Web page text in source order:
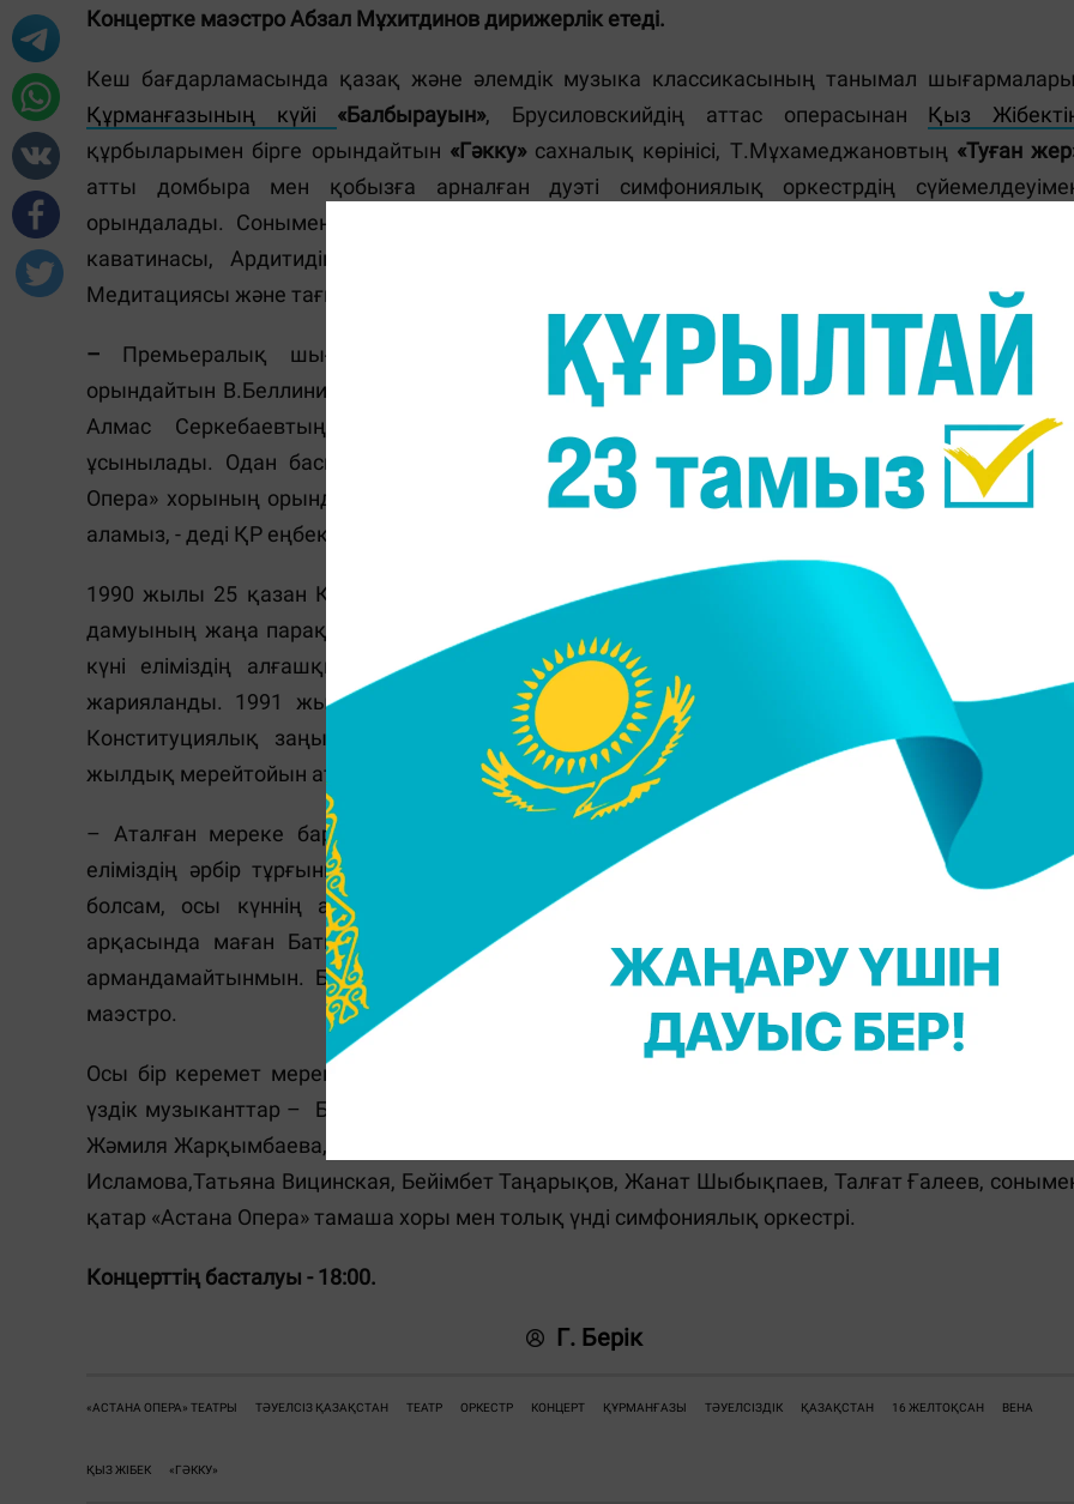
Концертке маэстро Абзал Мұхитдинов дирижерлік етеді.
Кеш бағдарламасында қазақ және әлемдік музыка классикасының танымал
Құрманғазының күйі «Балбырауын», Брусиловскийдің аттас операсынан Қыз
құрбыларымен бірге орындайтын «Гәкку»сахналық көрінісі, Т.Мұхамеджановтың «Туған
атты домбыра мен қобызға арналған дуэті симфониялық оркестрдің
орындалады. Сонымен қатар Глинканың
каватинасы, Ардитидің
Медитациясы және тағы басқа шығармалар паш етіледі.
– Премьералық шығармалардан Вена консерваториясының түлегі Мәдина Исламова
орындайтын В.Беллинидің
«Монтекки мен Капулетти»
операсынан Джульеттаның ариясы және
Алмас Серкебаевтың симфониялық оркестрге арналған түпнұсқадағы
«Шалқымасы»
ұсынылады. Одан басқа, кеште керемет опера әншісі Жұпар Ғабдуллинаның және «Астана
Опера» хорының орындауында Дж.Вердидің «Аттила»
операсынан Одабелланың ариясын еске
аламыз, - деді ҚР еңбек сіңірген қайраткері Абзал Мұхитдинов.
1990 жылы 25 қазан Қазақстан азаматтары үшін тарихтың ескі кезеңі аяқталып, Республика
дамуының жаңа парақтарының ашылуын білдіретін ерекше күн екенін еске сала кетейік. Осы
күні еліміздің алғашқы негізге алынатын заңнамалық құжаты Тәуелсіздік Декларациясы
жарияланды. 1991 жылы 16 желтоқсанда Қазақстан Республикасының Тәуелсіздігі туралы
Конституциялық заңы қабылданған. Осылайша 2016 жылы Қазақстан Тәуелсіздігінің 25
жылдық мерейтойын атап өтпек.
– Аталған мереке барлық қазақстандық үшін өте маңызды оқиға болмақ. Тәуелсіздігіміз
еліміздің әрбір тұрғынының тағдырынан көрініс тапты деп ойлаймын. Өзімді мысалға алар
болсам, осы күннің арқасында және мемлекетіміздің даму тарихындағы жаңа кезеңнің
арқасында маған Батыста білім алуға мүмкіндік туды, кеңестік кезеңде бұл туралы тіпті
армандамайтынмын. Бұл көптеген үлкен жобаларда өзімді көрсетуге мүмкіндік берді, - деді
маэстро.
Осы бір керемет мерекеде көрерменге өнерін паш ететін операның жарық жұлдыздары мен
үздік музыканттар – Бағдат Әбілханов, Руслан Баймурзин, Әлфия Кәрімова, Жұпар Ғабдуллина,
Жәмиля Жарқымбаева, Бибігүл Жанұзақ, Айзада Қапонова, Роза Нұркей, Әсем Сембина, Мәдина
Исламова,Татьяна Вицинская, Бейімбет Таңарықов, Жанат Шыбықпаев, Талғат Ғалеев,
қатар «Астана Опера» тамаша хоры мен толық үнді симфониялық оркестрі.
Концерттің басталуы - 18:00.
Г. Берік
«АСТАНА ОПЕРА» ТЕАТРЫ ТӘУЕЛСІЗ ҚАЗАҚСТАН ТЕАТР ОРКЕСТР КОНЦЕРТ ҚҰРМАНҒАЗЫ ТӘУЕЛСІЗДІК ҚАЗАҚСТАН 16 ЖЕЛТОҚСАН ВЕНА
ҚЫЗ ЖІБЕК «ГӘККУ»